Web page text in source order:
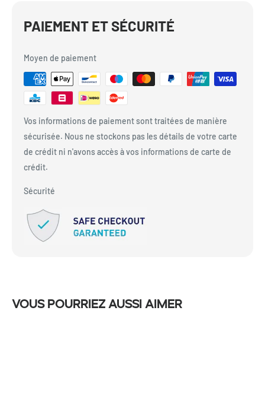
PAIEMENT ET SÉCURITÉ
Moyen de paiement
Vos informations de paiement sont traitées de manière
sécurisée. Nous ne stockons pas les détails de votre carte
de crédit ni n'avons accès à vos informations de carte de
crédit.
Sécurité
Vous pourriez aussi aimer